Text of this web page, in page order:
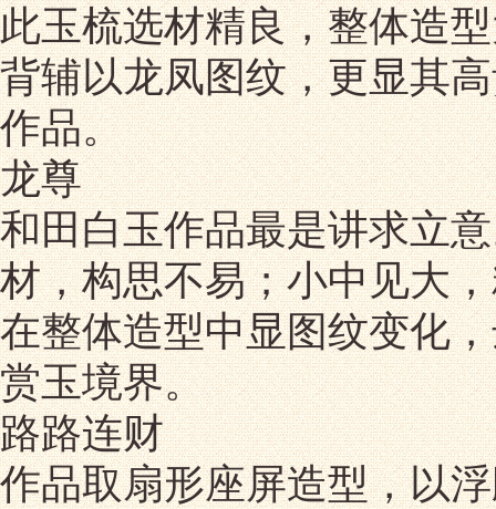
此玉梳选材精良，整体造
背辅以龙凤图纹，更显其
作品。
龙尊
和田白玉作品最是讲求立
材，构思不易；小中见大
在整体造型中显图纹变化
赏玉境界。
路路连财
作品取扇形座屏造型，以